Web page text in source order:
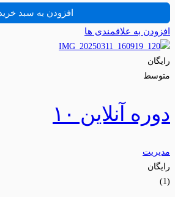
افزودن به سبد
افزودن به علاقمندی ها
رایگان
متوسط
دوره آنلاین ۱۰
مدیریت
رایگان
(1)